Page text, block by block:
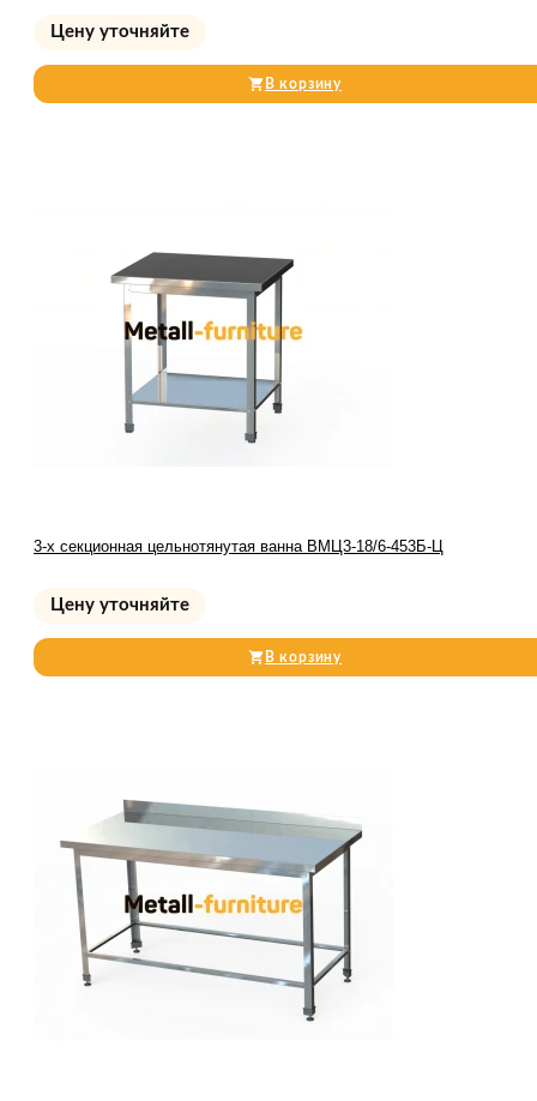
Цену уточняйте
В корзину
3-х секционная цельнотянутая ванна ВМЦ3-18/6-453Б-Ц
Цену уточняйте
В корзину